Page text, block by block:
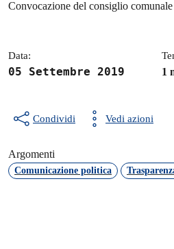
Dettagli della
Convocazione del consiglio
Data:
05 Settembre 2019 1
Condividi Vedi azioni
Argomenti
Comunicazione politica